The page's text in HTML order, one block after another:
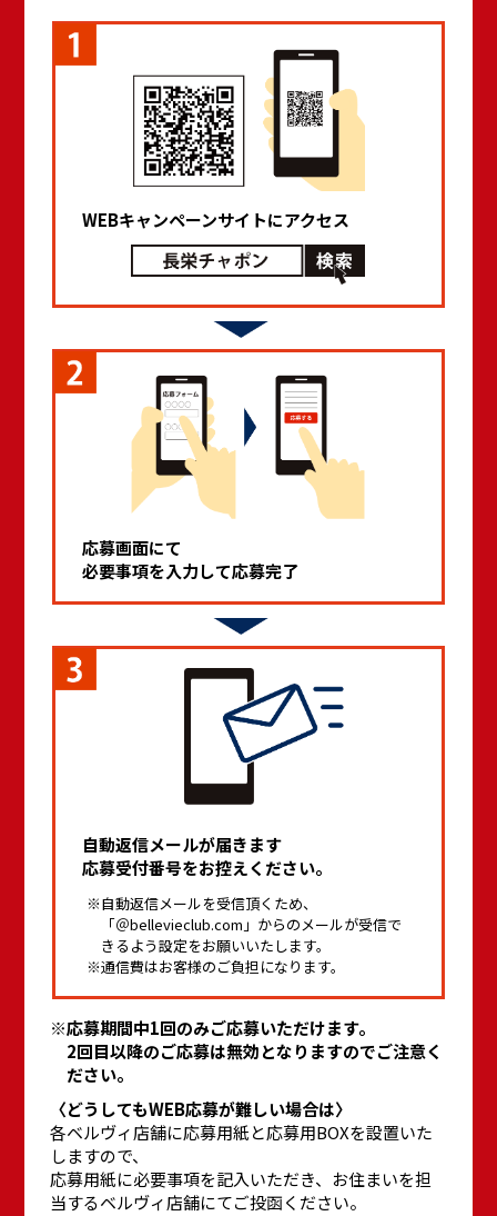
WEBキャンペーンサイトにアクセス
応募画面にて
必要事項を入力して応募完了
自動返信メールが届きます
応募受付番号をお控えください。
自動返信メールを受信頂くため、
「＠bellevieclub.com」からのメールが受信で
きるよう設定をお願いいたします。
通信費はお客様のご負担になります。
応募期間中1回のみご応募いただけます。
2回目以降のご応募は無効となりますのでご注意く
ださい。
〈どうしてもWEB応募が難しい場合は〉
各ベルヴィ店舗に応募用紙と応募用BOXを設置いた
しますので、
応募用紙に必要事項を記入いただき、お住まいを担
当するベルヴィ店舗にてご投函ください。